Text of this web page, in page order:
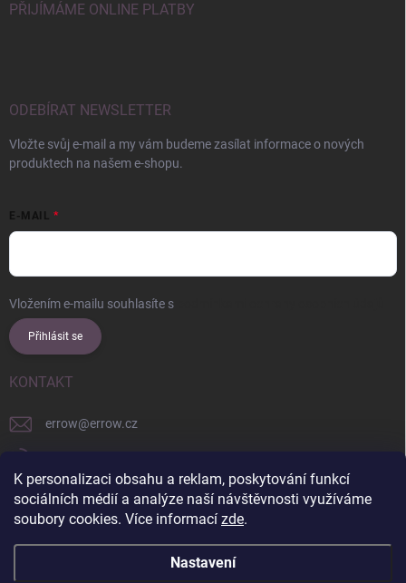
K personalizaci obsahu a reklam, poskytování funkcí
sociálních médií a analýze naší návštěvnosti využíváme
soubory cookies. Více informací zde.
Nastavení
PŘIJÍMÁME ONLINE PLATBY
ODEBÍRAT NEWSLETTER
Vložte svůj e-mail a my vám budeme zasílat informace o nových
produktech na našem e-shopu.
E-MAIL
Vložením e-mailu souhlasíte s
Přihlásit se
KONTAKT
errow@errow.cz
explore/locations/957228892/